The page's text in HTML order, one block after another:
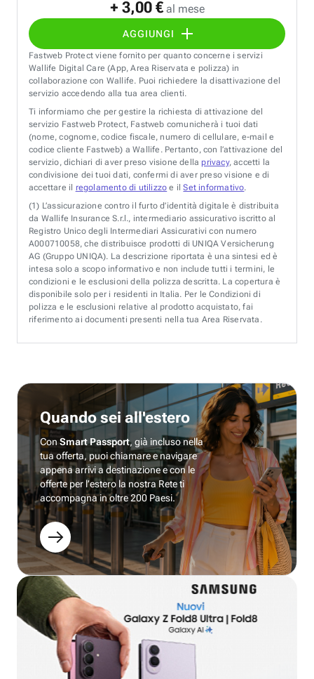
+ 3,00 € al mese
AGGIUNGI
Fastweb Protect viene fornito per quanto concerne i servizi
Wallife Digital Care (App, Area Riservata e polizza) in
collaborazione con Wallife. Puoi richiedere la disattivazione del
servizio accedendo alla tua area clienti.
Ti informiamo che per gestire la richiesta di attivazione del
servizio Fastweb Protect, Fastweb comunicherà i tuoi dati
(nome, cognome, codice fiscale, numero di cellulare, e-mail e
codice cliente Fastweb) a Wallife. Pertanto, con l’attivazione del
servizio, dichiari di aver preso visione della privacy, accetti la
condivisione dei tuoi dati, confermi di aver preso visione e di
accettare il regolamento di utilizzo e ilSet informativo.
(1) L’assicurazione contro il furto d’identità digitale è distribuita
da Wallife Insurance S.r.l., intermediario assicurativo iscritto al
Registro Unico degli Intermediari Assicurativi con numero
A000710058, che distribuisce prodotti di UNIQA Versicherung
AG (Gruppo UNIQA). La descrizione riportata è una sintesi ed è
intesa solo a scopo informativo e non include tutti i termini, le
condizioni e le esclusioni della polizza descritta. La copertura è
disponibile solo per i residenti in Italia. Per le Condizioni di
polizza e le esclusioni relative al prodotto acquistato, fai
riferimento ai documenti presenti nella tua Area Riservata.
Quando sei all'estero
ConSmart Passport, già incluso nella
tua offerta, puoi chiamare e navigare
appena arrivi a destinazione e con le
offerte per l’estero la nostra Rete ti
accompagna in oltre 200 Paesi.